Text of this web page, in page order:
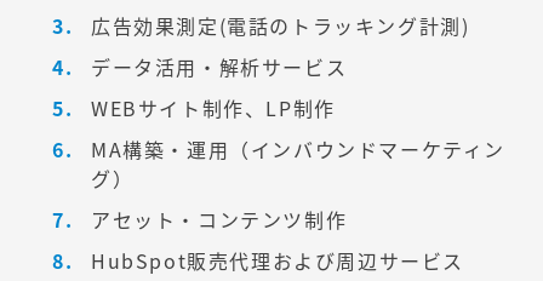
広告効果測定(電話のトラッキング計測)
データ活用・解析サービス
WEBサイト制作、LP制作
MA構築・運用（インバウンドマーケティン
グ）
アセット・コンテンツ制作
HubSpot販売代理および周辺サービス